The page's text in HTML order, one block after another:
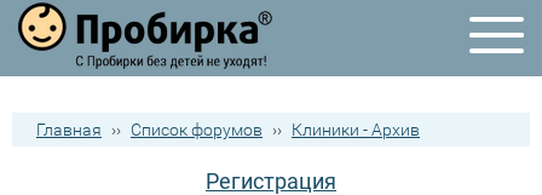
Главная ›› Список форумов ›› Клиники - Архив
Регистрация